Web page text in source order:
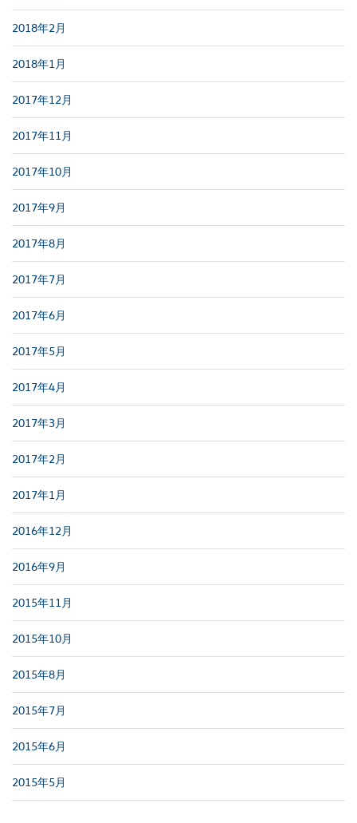
2018年2月
2018年1月
2017年12月
2017年11月
2017年10月
2017年9月
2017年8月
2017年7月
2017年6月
2017年5月
2017年4月
2017年3月
2017年2月
2017年1月
2016年12月
2016年9月
2015年11月
2015年10月
2015年8月
2015年7月
2015年6月
2015年5月